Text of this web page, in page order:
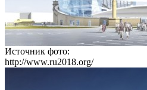
Источник фото:
http://www.ru2018.org/